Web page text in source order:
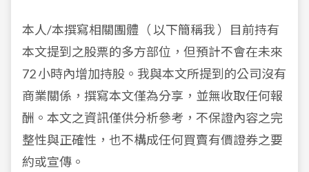
本人/本撰寫相關團體（ 以下簡稱我 ）目前持有
本文提到之股票的多方部位，但預計不會在未來
72 小時內增加持股。我與本文所提到的公司沒有
商業關係，撰寫本文僅為分享，並無收取任何報
酬。本文之資訊僅供分析參考，不保證內容之完
整性與正確性，也不構成任何買賣有價證券之要
約或宣傳。